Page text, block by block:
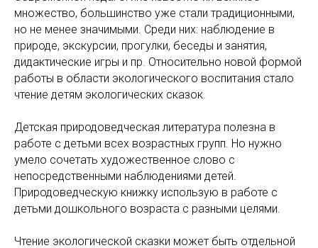
множество, большинство уже стали традиционными,
но не менее значимыми. Среди них: наблюдение в
природе, экскурсии, прогулки, беседы и занятия,
дидактические игры и пр. Относительно новой формой
работы в области экологического воспитания стало
чтение детям экологических сказок.
Детская природоведческая литература полезна в
работе с детьми всех возрастных групп. Но нужно
умело сочетать художественное слово с
непосредственными наблюдениями детей.
Природоведческую книжку использую в работе с
детьми дошкольного возраста с разными целями.
Чтение экологической сказки может быть отдельной